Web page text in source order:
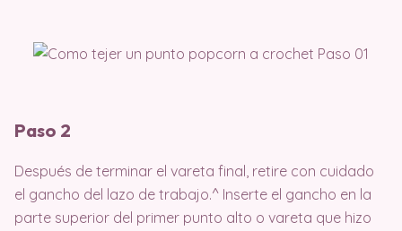
Paso 2
Después de terminar el vareta final, retire con cuidado
el gancho del lazo de trabajo.^ Inserte el gancho en la
parte superior del primer punto alto o vareta que hizo